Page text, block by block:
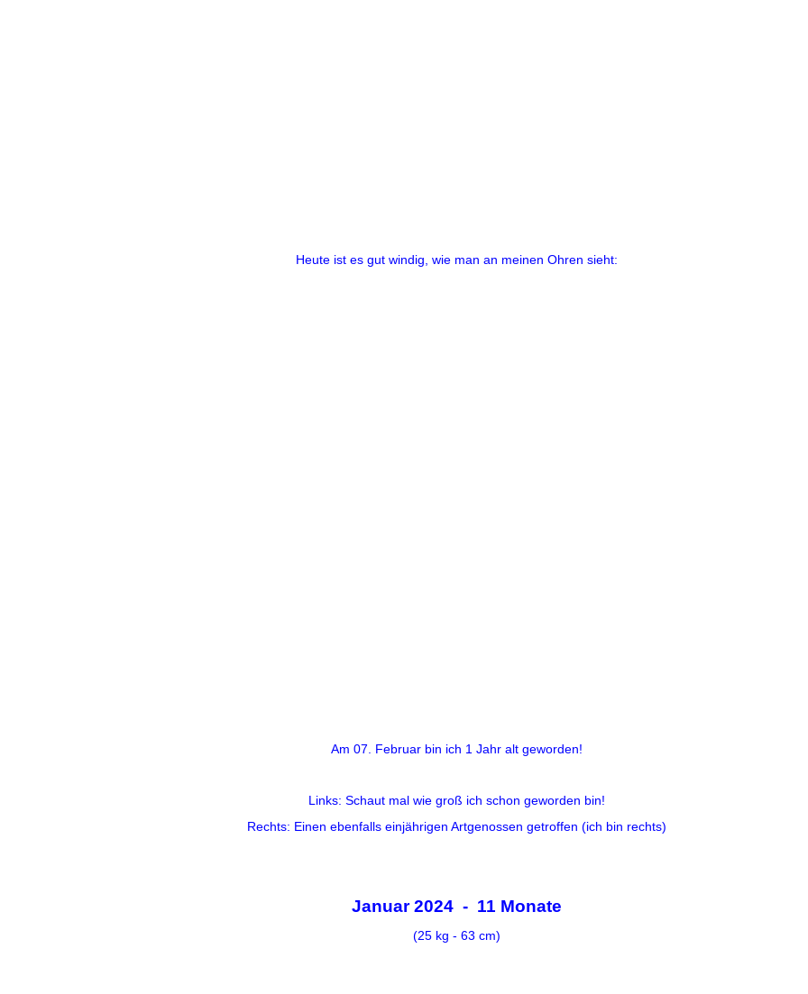
Heute ist es gut windig, wie man an meinen Ohren sieht:
Am 07. Februar bin ich 1 Jahr alt geworden!
Links: Schaut mal wie groß ich schon geworden bin!
Rechts: Einen ebenfalls einjährigen Artgenossen getroffen (ich bin rechts)
Januar 2024 - 11 Monate
(25 kg - 63 cm)